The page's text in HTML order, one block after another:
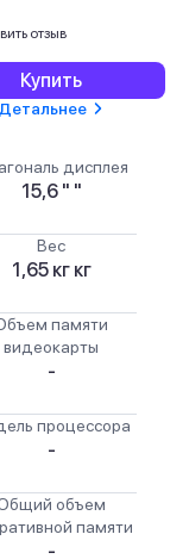
отзыв
Купить
Детальнее
дисплея
15,6 " "
Вес
1,65 кг кг
памяти
видеокарты
-
процессора
-
объем
памяти
-